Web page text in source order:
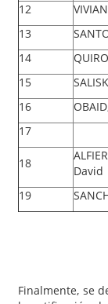
12
13
14
15
16
17
18
David
19
Finalmente, se